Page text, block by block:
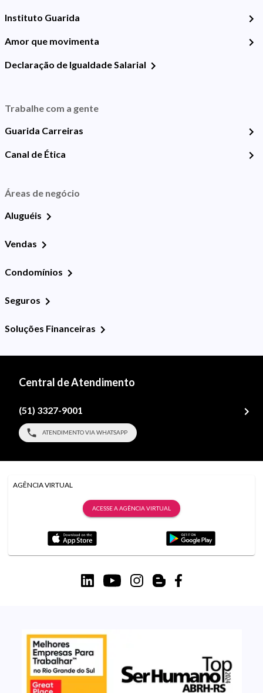
Instituto Guarida
Amor que movimenta
Declaração de Igualdade Salarial
Trabalhe com a gente
Guarida Carreiras
Canal de Ética
Áreas de negócio
Aluguéis
Vendas
Condomínios
Seguros
Soluções Financeiras
Central de Atendimento
(51) 3327-9001
ATENDIMENTO VIA WHATSAPP
AGÊNCIA VIRTUAL
ACESSE A AGÊNCIA VIRTUAL